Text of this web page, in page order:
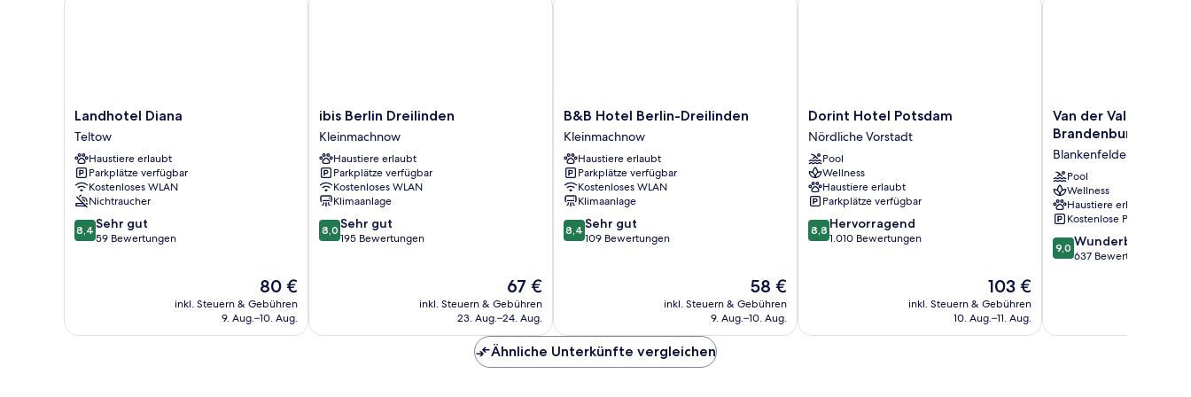
Landhotel
Diana
Teltow
Landhotel Diana
Teltow
Haustiere erlaubt
Parkplätze verfügbar
Kostenloses WLAN
Nichtraucher
8.4
von
8,4 Sehr gut
59 Bewertungen
Der
Preis
beträgt
80 €
inkl. Steuern & Gebühren
9. Aug.–10. Aug.
ibis
Berlin
Dreilinden
Kleinmachnow
ibis Berlin Dreilinden
Kleinmachnow
Haustiere erlaubt
Parkplätze verfügbar
Kostenloses WLAN
Klimaanlage
8.0
von
8,0 Sehr gut
195 Bewertungen
Der
Preis
beträgt
67 €
inkl. Steuern & Gebühren
23. Aug.–24. Aug.
B&B
Hotel
Berlin-
Dreilinden
Kleinmachnow
B&B Hotel Berlin-Dreilinden
Kleinmachnow
Haustiere erlaubt
Parkplätze verfügbar
Kostenloses WLAN
Klimaanlage
8.4
von
8,4 Sehr gut
109 Bewertungen
Der
Preis
beträgt
58 €
inkl. Steuern & Gebühren
9. Aug.–10. Aug.
Dorint
Hotel
Potsdam
Nördliche
Vorstadt
Dorint Hotel Potsdam
Nördliche Vorstadt
Pool
Wellness
Haustiere erlaubt
Parkplätze verfügbar
8.8
von
8,8 Hervorragend
1.010 Bewertungen
Der
Preis
beträgt
103 €
inkl. Steuern & Gebühren
10. Aug.–11. Aug.
Van
der
Hotel
Berlin
Brandenburg
Blankenfelde-
Mahlow
Van der Valk Hotel
Brandenburg
Blankenfelde-Mahlow
Pool
Wellness
Haustiere erlaubt
Kostenlose Parkplätze
9.0
von
9,0 Wunderbar
637 Bewertungen
Ähnliche Unterkünfte vergleichen